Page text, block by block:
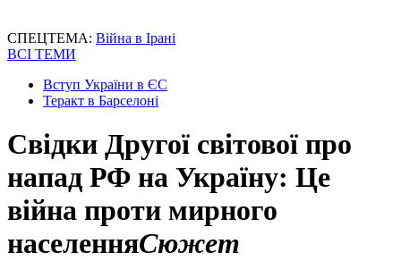
СПЕЦТЕМА: Війна в Ірані
ВСІ ТЕМИ
Вступ України в ЄС
Теракт в Барселоні
Свідки Другої світової про
напад РФ на Україну: Це
війна проти мирного
населенняСюжет